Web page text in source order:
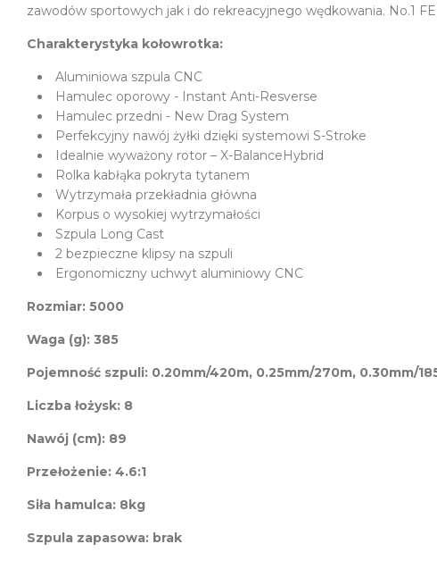
zawodów sportowych jak i do rekreacyjnego wędkowania. No.1
Charakterystyka kołowrotka:
Aluminiowa szpula CNC
Hamulec oporowy - Instant Anti-Resverse
Hamulec przedni - New Drag System
Perfekcyjny nawój żyłki dzięki systemowi S-Stroke
Idealnie wyważony rotor – X-BalanceHybrid
Rolka kabłąka pokryta tytanem
Wytrzymała przekładnia główna
Korpus o wysokiej wytrzymałości
Szpula Long Cast
2 bezpieczne klipsy na szpuli
Ergonomiczny uchwyt aluminiowy CNC
Rozmiar: 5000
Waga (g): 385
Pojemność szpuli: 0.20mm/420m, 0.25mm/270m, 0.30mm/
Liczba łożysk: 8
Nawój (cm): 89
Przełożenie: 4.6:1
Siła hamulca: 8kg
Szpula zapasowa: brak